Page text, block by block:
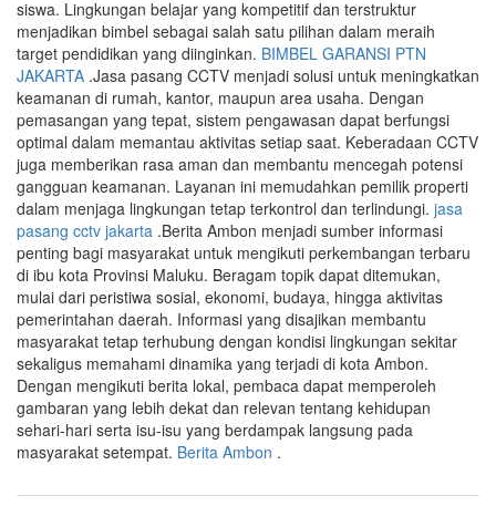
siswa. Lingkungan belajar yang kompetitif dan terstruktur
menjadikan bimbel sebagai salah satu pilihan dalam meraih
target pendidikan yang diinginkan. BIMBEL GARANSI PTN
JAKARTA .Jasa pasang CCTV menjadi solusi untuk meningkatkan
keamanan di rumah, kantor, maupun area usaha. Dengan
pemasangan yang tepat, sistem pengawasan dapat berfungsi
optimal dalam memantau aktivitas setiap saat. Keberadaan CCTV
juga memberikan rasa aman dan membantu mencegah potensi
gangguan keamanan. Layanan ini memudahkan pemilik properti
dalam menjaga lingkungan tetap terkontrol dan terlindungi. jasa
pasang cctv jakarta .Berita Ambon menjadi sumber informasi
penting bagi masyarakat untuk mengikuti perkembangan terbaru
di ibu kota Provinsi Maluku. Beragam topik dapat ditemukan,
mulai dari peristiwa sosial, ekonomi, budaya, hingga aktivitas
pemerintahan daerah. Informasi yang disajikan membantu
masyarakat tetap terhubung dengan kondisi lingkungan sekitar
sekaligus memahami dinamika yang terjadi di kota Ambon.
Dengan mengikuti berita lokal, pembaca dapat memperoleh
gambaran yang lebih dekat dan relevan tentang kehidupan
sehari-hari serta isu-isu yang berdampak langsung pada
masyarakat setempat. Berita Ambon .